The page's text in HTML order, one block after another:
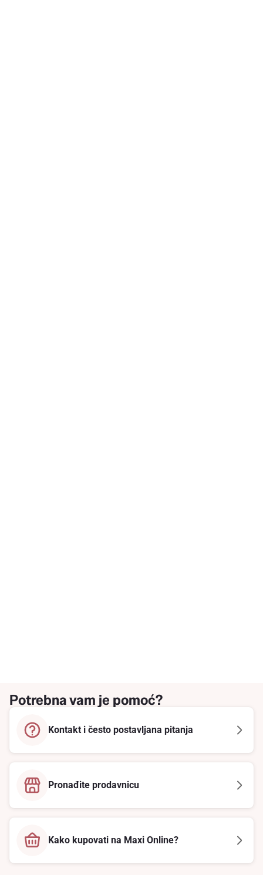
Potrebna vam je pomoć?
Kontakt i često postavljana pitanja
Pronađite prodavnicu
Kako kupovati na Maxi Online?